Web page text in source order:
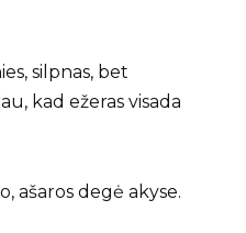
silpnas, bet
kad ežeras visada
ašaros degė akyse.